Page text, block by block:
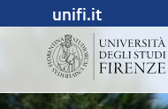
unifi.it